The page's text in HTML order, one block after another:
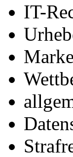
IT-